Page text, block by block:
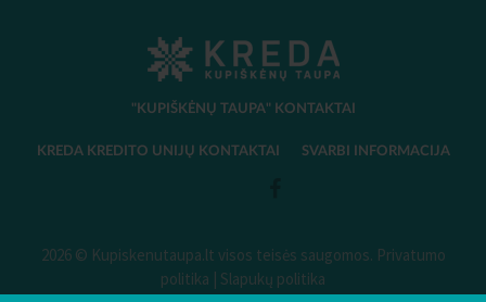
"KUPIŠKĖNŲ TAUPA" KONTAKTAI
KREDA KREDITO UNIJŲ KONTAKTAI SVARBI INFORMACIJA
2026 © Kupiskenutaupa.lt visos teisės saugomos. Privatumo
politika | Slapukų politika